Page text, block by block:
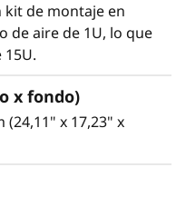
kit de montaje en
de aire de 1U, lo que
15U.
x fondo)
(24,11" x 17,23" x